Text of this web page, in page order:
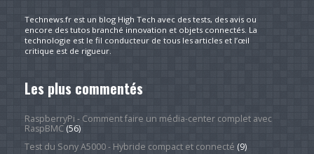
Technews.fr est un blog High Tech avec des tests, des avis ou
encore des tutos branché innovation et objets connectés. La
technologie est le fil conducteur de tous les articles et l’œil
critique est de rigueur.
Les plus commentés
RaspberryPi - Comment faire un média-center complet avec
RaspBMC(56)
Test du Sony A5000 - Hybride compact et connecté (9)